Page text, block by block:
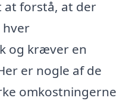
at forstå, at der
hver
og kræver en
er nogle af de
omkostningerne